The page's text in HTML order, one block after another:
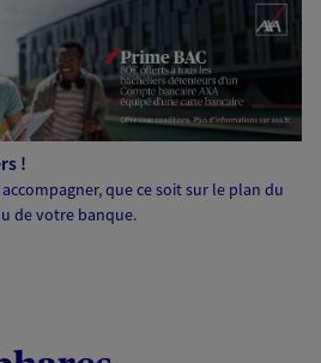
!
que ce soit sur le plan du
de votre banque.